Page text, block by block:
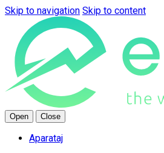
Skip to navigation Skip to content
Open Close
Aparataj